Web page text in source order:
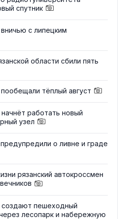
спутник
с липецким
области сбили пять
тёплый август
работать новый
узел
о ливне и граде
рязанский автокроссмен
пешеходный
лесопарк и набережную